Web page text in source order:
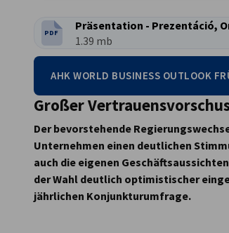
DATEITYP:
PDF
Präsentation - Prezentáció,
Dateigröße:
1.39 mb
AHK WORLD BUSINESS OUTLOOK
Großer
Der bevorstehende
Unternehmen einen deutlichen
auch die eigenen
der Wahl deutlich optimistischer
jährlichen Konjunkturumfrage.